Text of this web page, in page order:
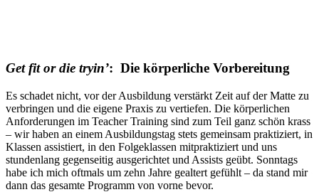
Get fit or die tryin’: Die körperliche Vorbereitung
Es schadet nicht, vor der Ausbildung verstärkt Zeit auf der Matte zu
verbringen und die eigene Praxis zu vertiefen. Die körperlichen
Anforderungen im Teacher Training sind zum Teil ganz schön krass
– wir haben an einem Ausbildungstag stets gemeinsam praktiziert, in
Klassen assistiert, in den Folgeklassen mitpraktiziert und uns
stundenlang gegenseitig ausgerichtet und Assists geübt. Sonntags
habe ich mich oftmals um zehn Jahre gealtert gefühlt – da stand mir
dann das gesamte Programm von vorne bevor.